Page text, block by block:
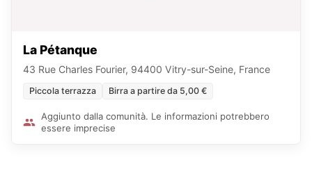
La Pétanque
43 Rue Charles Fourier, 94400 Vitry-sur-Seine, France
Piccola terrazza Birra a partire da 5,00 €
Aggiunto dalla comunità. Le informazioni potrebbero
essere imprecise